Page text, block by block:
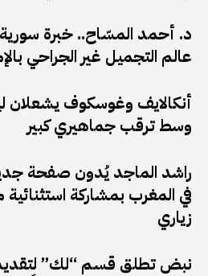
د. أحمد المسّاح.. خبرة
عالم التجميل غير الجراحي
وسط ترقب جماهيري كبير
راشد الماجد يُدون صفحة
في المغرب بمشاركة استثنائية
زياري
نبض تطلق قسم “لك”